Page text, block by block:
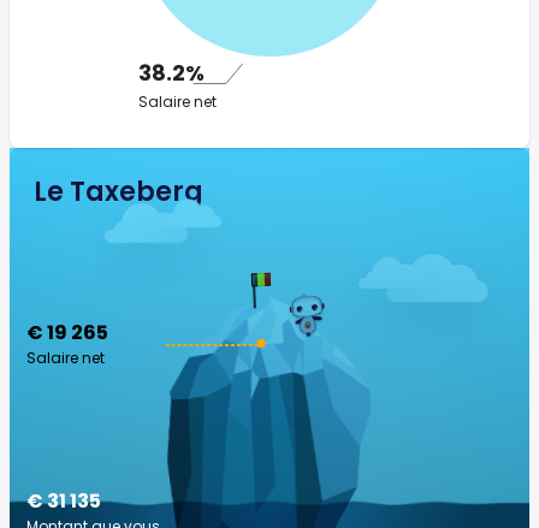
38.2%
Salaire net
Le Taxeberg
€ 19 265
Salaire net
€ 31 135